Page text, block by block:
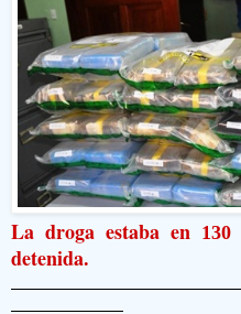
La droga estaba en 130
detenida.